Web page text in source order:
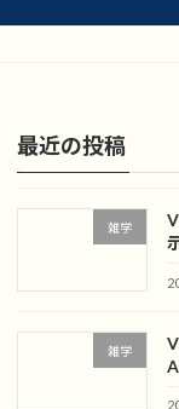
最近の投稿
雑学
雑学